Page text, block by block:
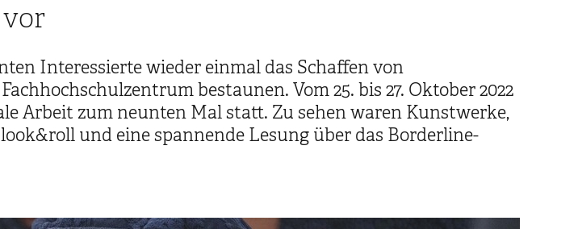
Interessierte wieder einmal das Schaffen von
bestaunen. Vom 25. bis 27. Oktober 2022
Arbeit zum neunten Mal statt. Zu sehen waren Kunstwerke,
und eine spannende Lesung über das Borderline-